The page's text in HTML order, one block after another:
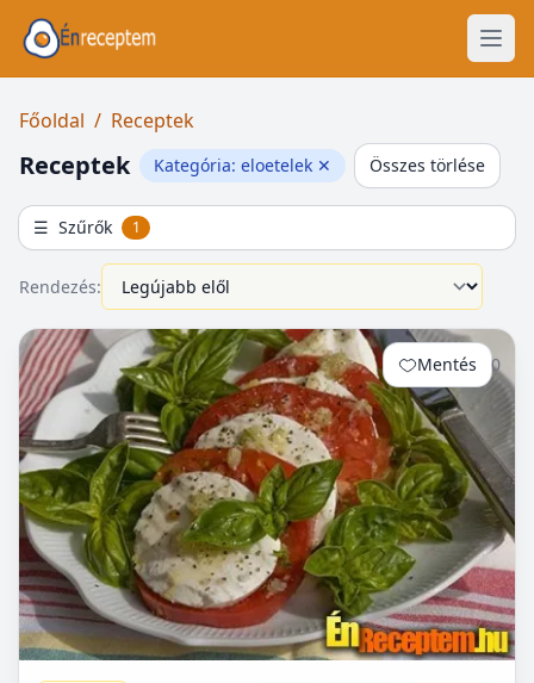
Főoldal / Receptek
Receptek Kategória: eloetelek ✕ Összes törlése
☰ Szűrők 1
Rendezés:
Mentés 0